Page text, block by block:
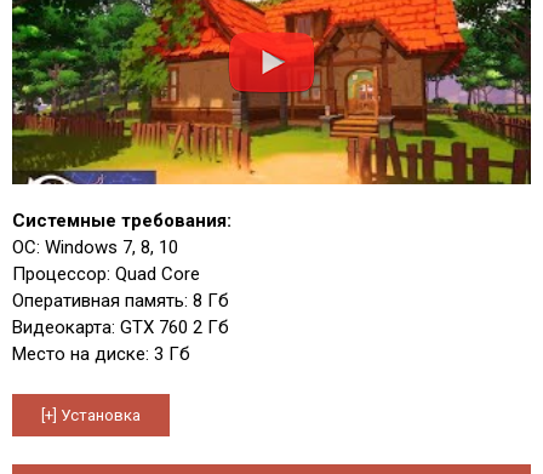
Системные требования:
ОС: Windows 7, 8, 10
Процессор: Quad Core
Оперативная память: 8 Гб
Видеокарта: GTX 760 2 Гб
Место на диске: 3 Гб